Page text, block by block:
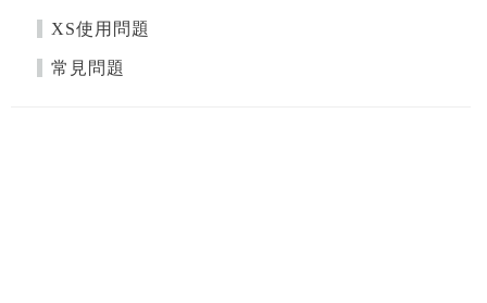
XS使用問題
常見問題